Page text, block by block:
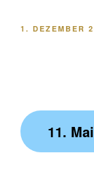
1. DEZEMBER
11.